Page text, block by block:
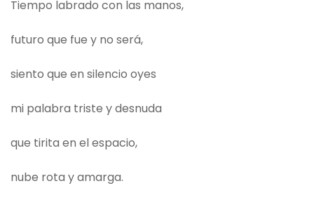
Tiempo labrado con las manos,
futuro que fue y no será,
siento que en silencio oyes
mi palabra triste y desnuda
que tirita en el espacio,
nube rota y amarga.